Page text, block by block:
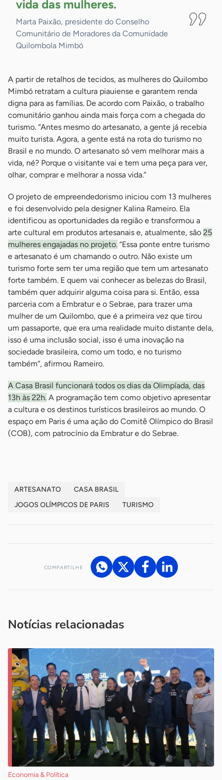
vida das mulheres.
Marta Paixão, presidente do Conselho
Comunitário de Moradores da Comunidade
Quilombola Mimbó
A partir de retalhos de tecidos, as mulheres do Quilombo
Mimbó retratam a cultura piauiense e garantem renda
digna para as famílias. De acordo com Paixão, o trabalho
comunitário ganhou ainda mais força com a chegada do
turismo. “Antes mesmo do artesanato, a gente já recebia
muito turista. Agora, a gente está na rota do turismo no
Brasil e no mundo. O artesanato só vem melhorar mais a
vida, né? Porque o visitante vai e tem uma peça para ver,
olhar, comprar e melhorar a nossa vida.”
O projeto de empreendedorismo iniciou com 13 mulheres
e foi desenvolvido pela designer Kalina Rameiro. Ela
identificou as oportunidades da região e transformou a
arte cultural em produtos artesanais e, atualmente, são 25
mulheres engajadas no projeto. “Essa ponte entre turismo
e artesanato é um chamando o outro. Não existe um
turismo forte sem ter uma região que tem um artesanato
forte também. E quem vai conhecer as belezas do Brasil,
também quer adquirir alguma coisa para si. Então, essa
parceria com a Embratur e o Sebrae, para trazer uma
mulher de um Quilombo, que é a primeira vez que tirou
um passaporte, que era uma realidade muito distante dela,
isso é uma inclusão social, isso é uma inovação na
sociedade brasileira, como um todo, e no turismo
também”, afirmou Rameiro.
A Casa Brasil funcionará todos os dias da Olimpíada, das
13h às 22h. A programação tem como objetivo apresentar
a cultura e os destinos turísticos brasileiros ao mundo. O
espaço em Paris é uma ação do Comitê Olímpico do Brasil
(COB), com patrocínio da Embratur e do Sebrae.
ARTESANATO
CASA BRASIL
JOGOS OLÍMPICOS DE PARIS
TURISMO
COMPARTILHE
Notícias relacionadas
Economia & Política